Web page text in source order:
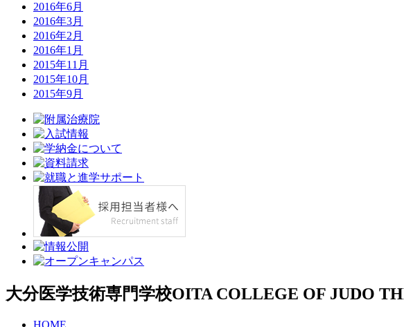
2016年6月
2016年3月
2016年2月
2016年1月
2015年11月
2015年10月
2015年9月
大分医学技術専門学校OITA COLLEGE OF JUDO